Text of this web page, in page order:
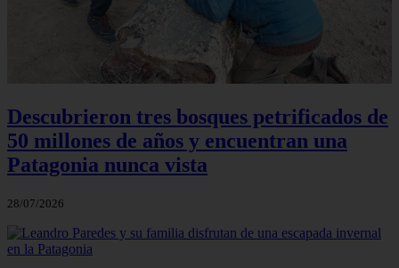
Descubrieron tres bosques petrificados de
50 millones de años y encuentran una
Patagonia nunca vista
28/07/2026